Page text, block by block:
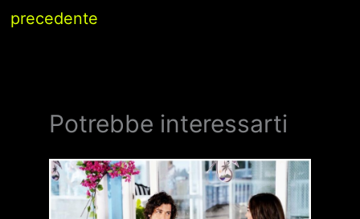
precedente
Potrebbe interessarti